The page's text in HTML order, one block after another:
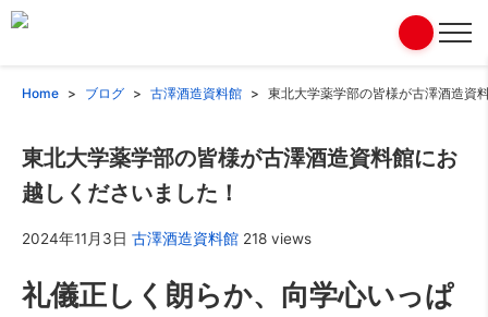
Home ブログ 古澤酒造資料館 東北大学薬学部の皆様が古澤酒造資
東北大学薬学部の皆様が古澤酒造資料館にお
越しくださいました！
2024年11月3日 古澤酒造資料館 218 views
礼儀正しく朗らか、向学心いっぱ